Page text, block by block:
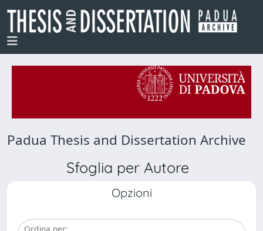
Padua Thesis and Dissertation Archive
Sfoglia per Autore
Opzioni